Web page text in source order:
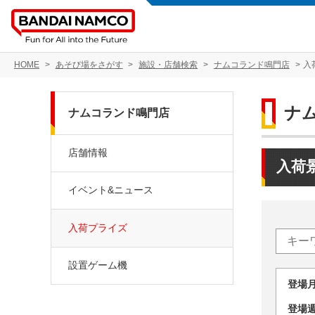
HOME あそび場をさがす 施設・店舗検索 ナムコランド鳴門店 入
ナ
入荷
登
登
ナムコランド鳴門店
店舗情報
イベント&ニュース
入荷プライズ
設置ゲーム機